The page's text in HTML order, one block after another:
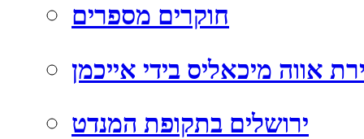
חוקרים מספרים
אווה מיכאליס בידי אייכמן
ירושלים בתקופת המנדט